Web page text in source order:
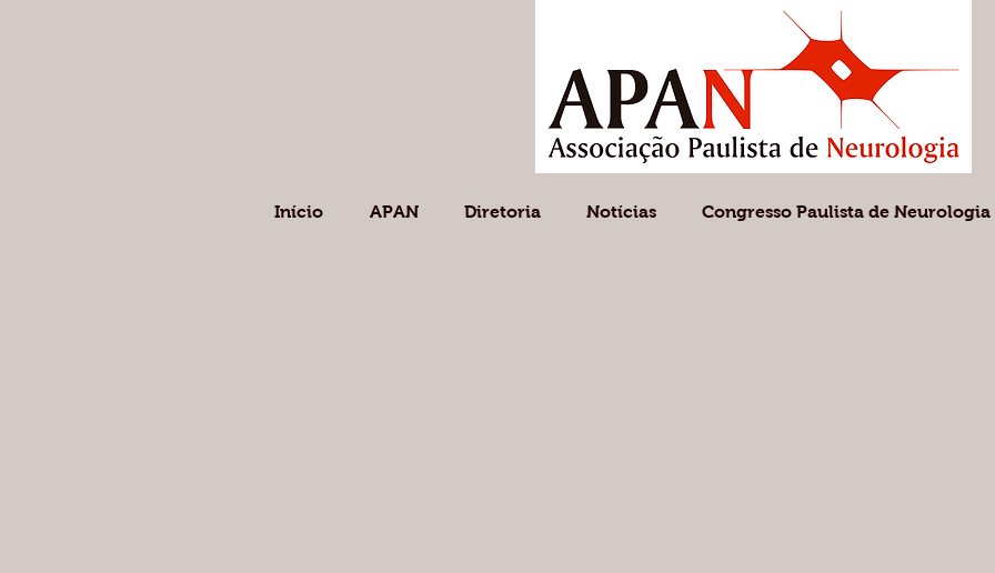
Início APAN Diretoria Notícias Congresso Paulista de Neurologia